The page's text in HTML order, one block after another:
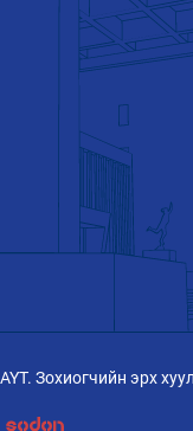
Зохиогчийн эрх